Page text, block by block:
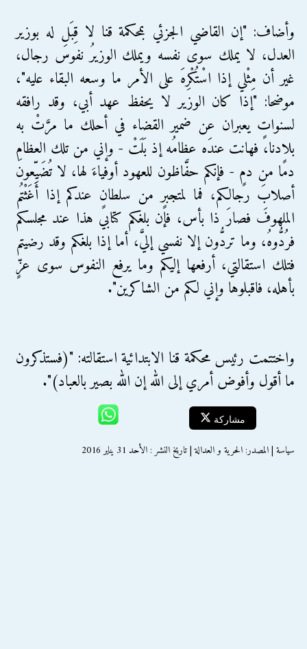
وأضاف: "إن القاضي الجزئي بمحكمة قنا لا قِبَل له بوزير
العدل، لا يملك سوى نفسه ويملك الوزيرُ نفوسَ رجال،
غير أن مِثْلي إذا اسْتُكْرِهَ على الأمر ما وسعه البقاء عليه"،
موضحا: "إذا كان الوزير لا يحفظ عهد أبي، وقد رافقه
لسنواتٍ يعبران عن ضمير القضاء في أحلك ما مرَّتْ به
بلادنا، فهانت عندَه عظامُه إذ بَلَتْ - وإني من تلك العظامِ
دمًا من دمٍ - فإنكم حفَّاظون للعهود أوفياءَ لها، لا تُضَيِّعون
أصلابَ رجالكم، فما لمتجبرٍ من سلطانٍ عندكم إذا أَغَثْتُم
الملهوفَ فصارَ ذا بأس، فإن بلغكم كتابي هذا عند مجلسكم
فرُدُّوهُ، وما تردُّون إلا نفسي إليَّ، أما إذا بلغكم وقد رضيتم
فتلك استقالتي، أرفعها إليكم وما يرفع النفوس سوى عزٍّ
بأهله، فاقبلوها وإني لكم من الشاكرين".
واختتمت رئيس محكمة قنا الابتدائية استقالته: "(فستذكرون
ما أقول وأفوض أمري إلى الله إن الله بصير بالعباد)".
مشاركة
سياسة | المصدر: الحرية و العدالة | تاريخ النشر : الأحد 31 يناير 2016